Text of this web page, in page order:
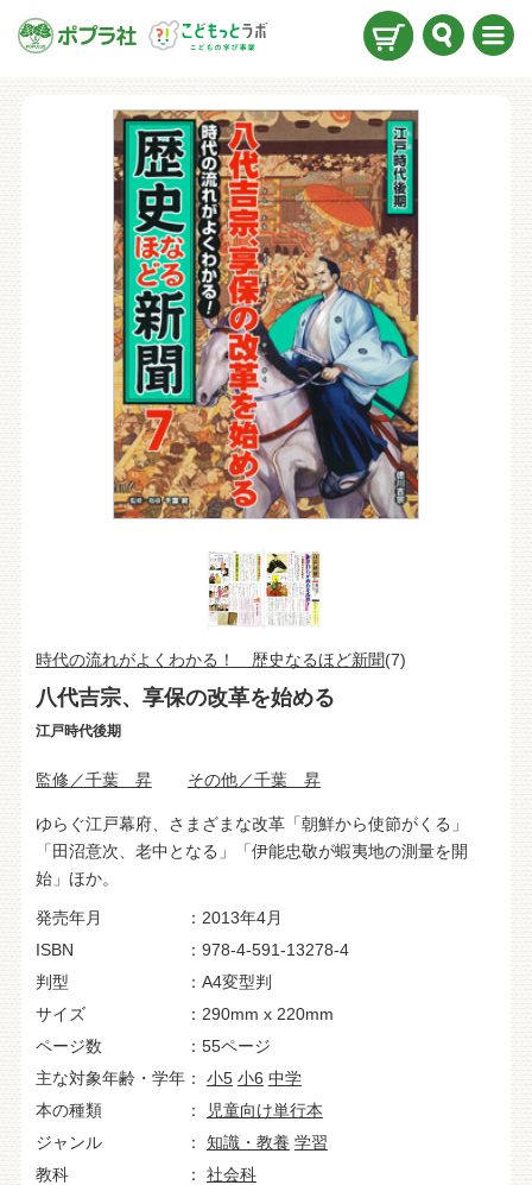
ュー
時代の流れがよくわかる！ 歴史なるほど新聞(7)
八代吉宗、享保の改革を始める
江戸時代後期
監修／千葉 昇 その他／千葉 昇
ゆらぐ江戸幕府、さまざまな改革「朝鮮から使節がくる」
「田沼意次、老中となる」「伊能忠敬が蝦夷地の測量を開
始」ほか。
発売年月
2013年4月
ISBN
978-4-591-13278-4
判型
A4変型判
サイズ
290mm x 220mm
ページ数
55ページ
主な対象年齢・学年
小5 小6 中学
本の種類
児童向け単行本
ジャンル
知識・教養 学習
教科
社会科